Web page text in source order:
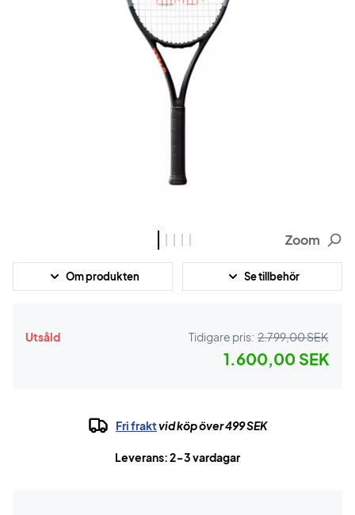
Zoom
Om produkten Se tillbehör
Utsåld Tidigare pris: 2.799,00 SEK
1.600,00 SEK
Fri fraktvid köp över 499 SEK
Leverans: 2-3 vardagar